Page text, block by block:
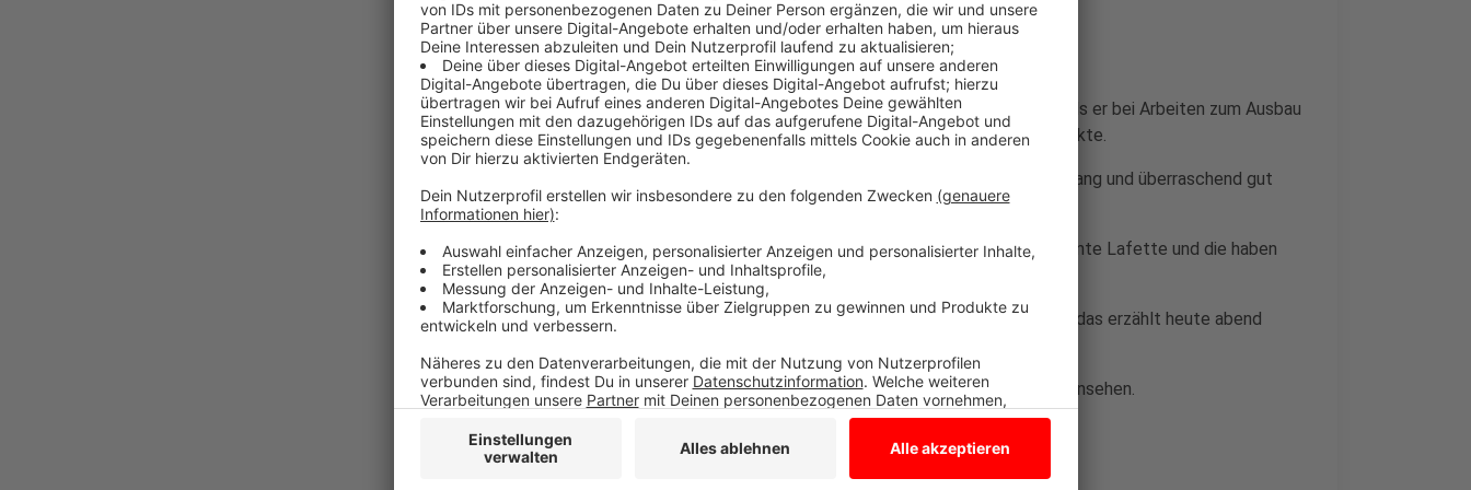
Anzeige
In den 80er Jahren staunte der ein Baggerfahrer nicht schlecht, als er bei Arbeiten zum Ausbau
des Hamaland-Museums in Vreden ein altes Kanonen-rohr entdeckte.
Es stammt aus dem 15. Jahrhundert, ist einen etwa einen Meter lang und überraschend gut
erhalten.
Um damit zu feuern, ist ein Unterbau aus Holz nötig, eine sogenannte Lafette und die haben
Experten aus Baden-Württemberg rekonstruiert und gebaut.
Wie das genau ging und welche Herausforderungen es dabei gab, das erzählt heute abend
Dor können wir uns auch die Lafette mit dem alten Kanonenrohr ansehen.